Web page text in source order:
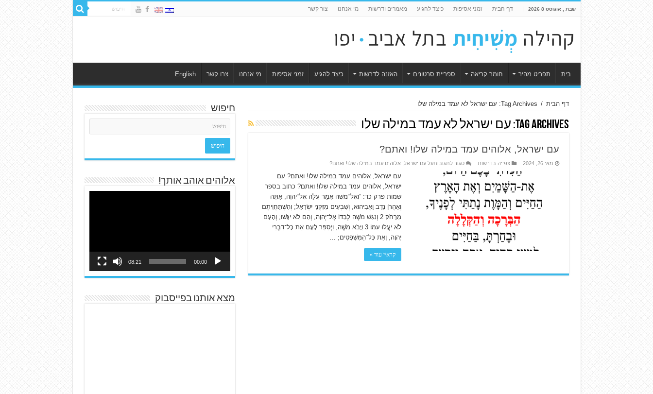
שבת , אוגוסט 8 2026 דף הבית זמני אסיפות כיצד להגיע מאמרים ודרשות מי אנחנו צור קשר
בית תפריט מהיר חומר קריאה ספריית סרטונים האזנה לדרשות כיצד להגיע זמני אסיפות מי אנחנו צרו קשר English
דף הבית / Tag Archives: עם ישראל לא עמד במילה שלו
Tag Archives: עם ישראל לא עמד במילה שלו
עם ישראל, אלוהים עמד במילה שלו! ואתם?
מאי 26, 2024 צפייה בדרשות סגור לתגובותעל עם ישראל, אלוהים עמד במילה שלו! ואתם?
עם ישראל, אלוהים עמד במילה שלו! ואתם? עם
ישראל, אלוהים עמד במילה שלו! ואתם? כתוב בספר
שמות פרק כד: “וְאֶל־מֹשֶׁה אָמַר עֲלֵה אֶל־יְהוָה, אַתָּה
וְאַהֲרֹן נָדָב וַאֲבִיהוּא, וְשִׁבְעִים מִזִּקְנֵי יִשְׂרָאֵל; וְהִשְׁתַּחֲוִיתֶם
מֵרָחֹק׃ 2 וְנִגַּשׁ מֹשֶׁה לְבַדּוֹ אֶל־יְהוָה, וְהֵם לֹא יִגָּשׁוּ; וְהָעָם
לֹא יַעֲלוּ עִמּוֹ׃ 3 וַיָּבֹא מֹשֶׁה, וַיְסַפֵּר לָעָם אֵת כָּל־דִּבְרֵי
יְהוָה, וְאֵת כָּל־הַמִּשְׁפָּטִים; …
קרא\י עוד »
חיפוש
אלוהים אוהב אותך!
00:00
08:21
מצא אותנו בפייסבוק